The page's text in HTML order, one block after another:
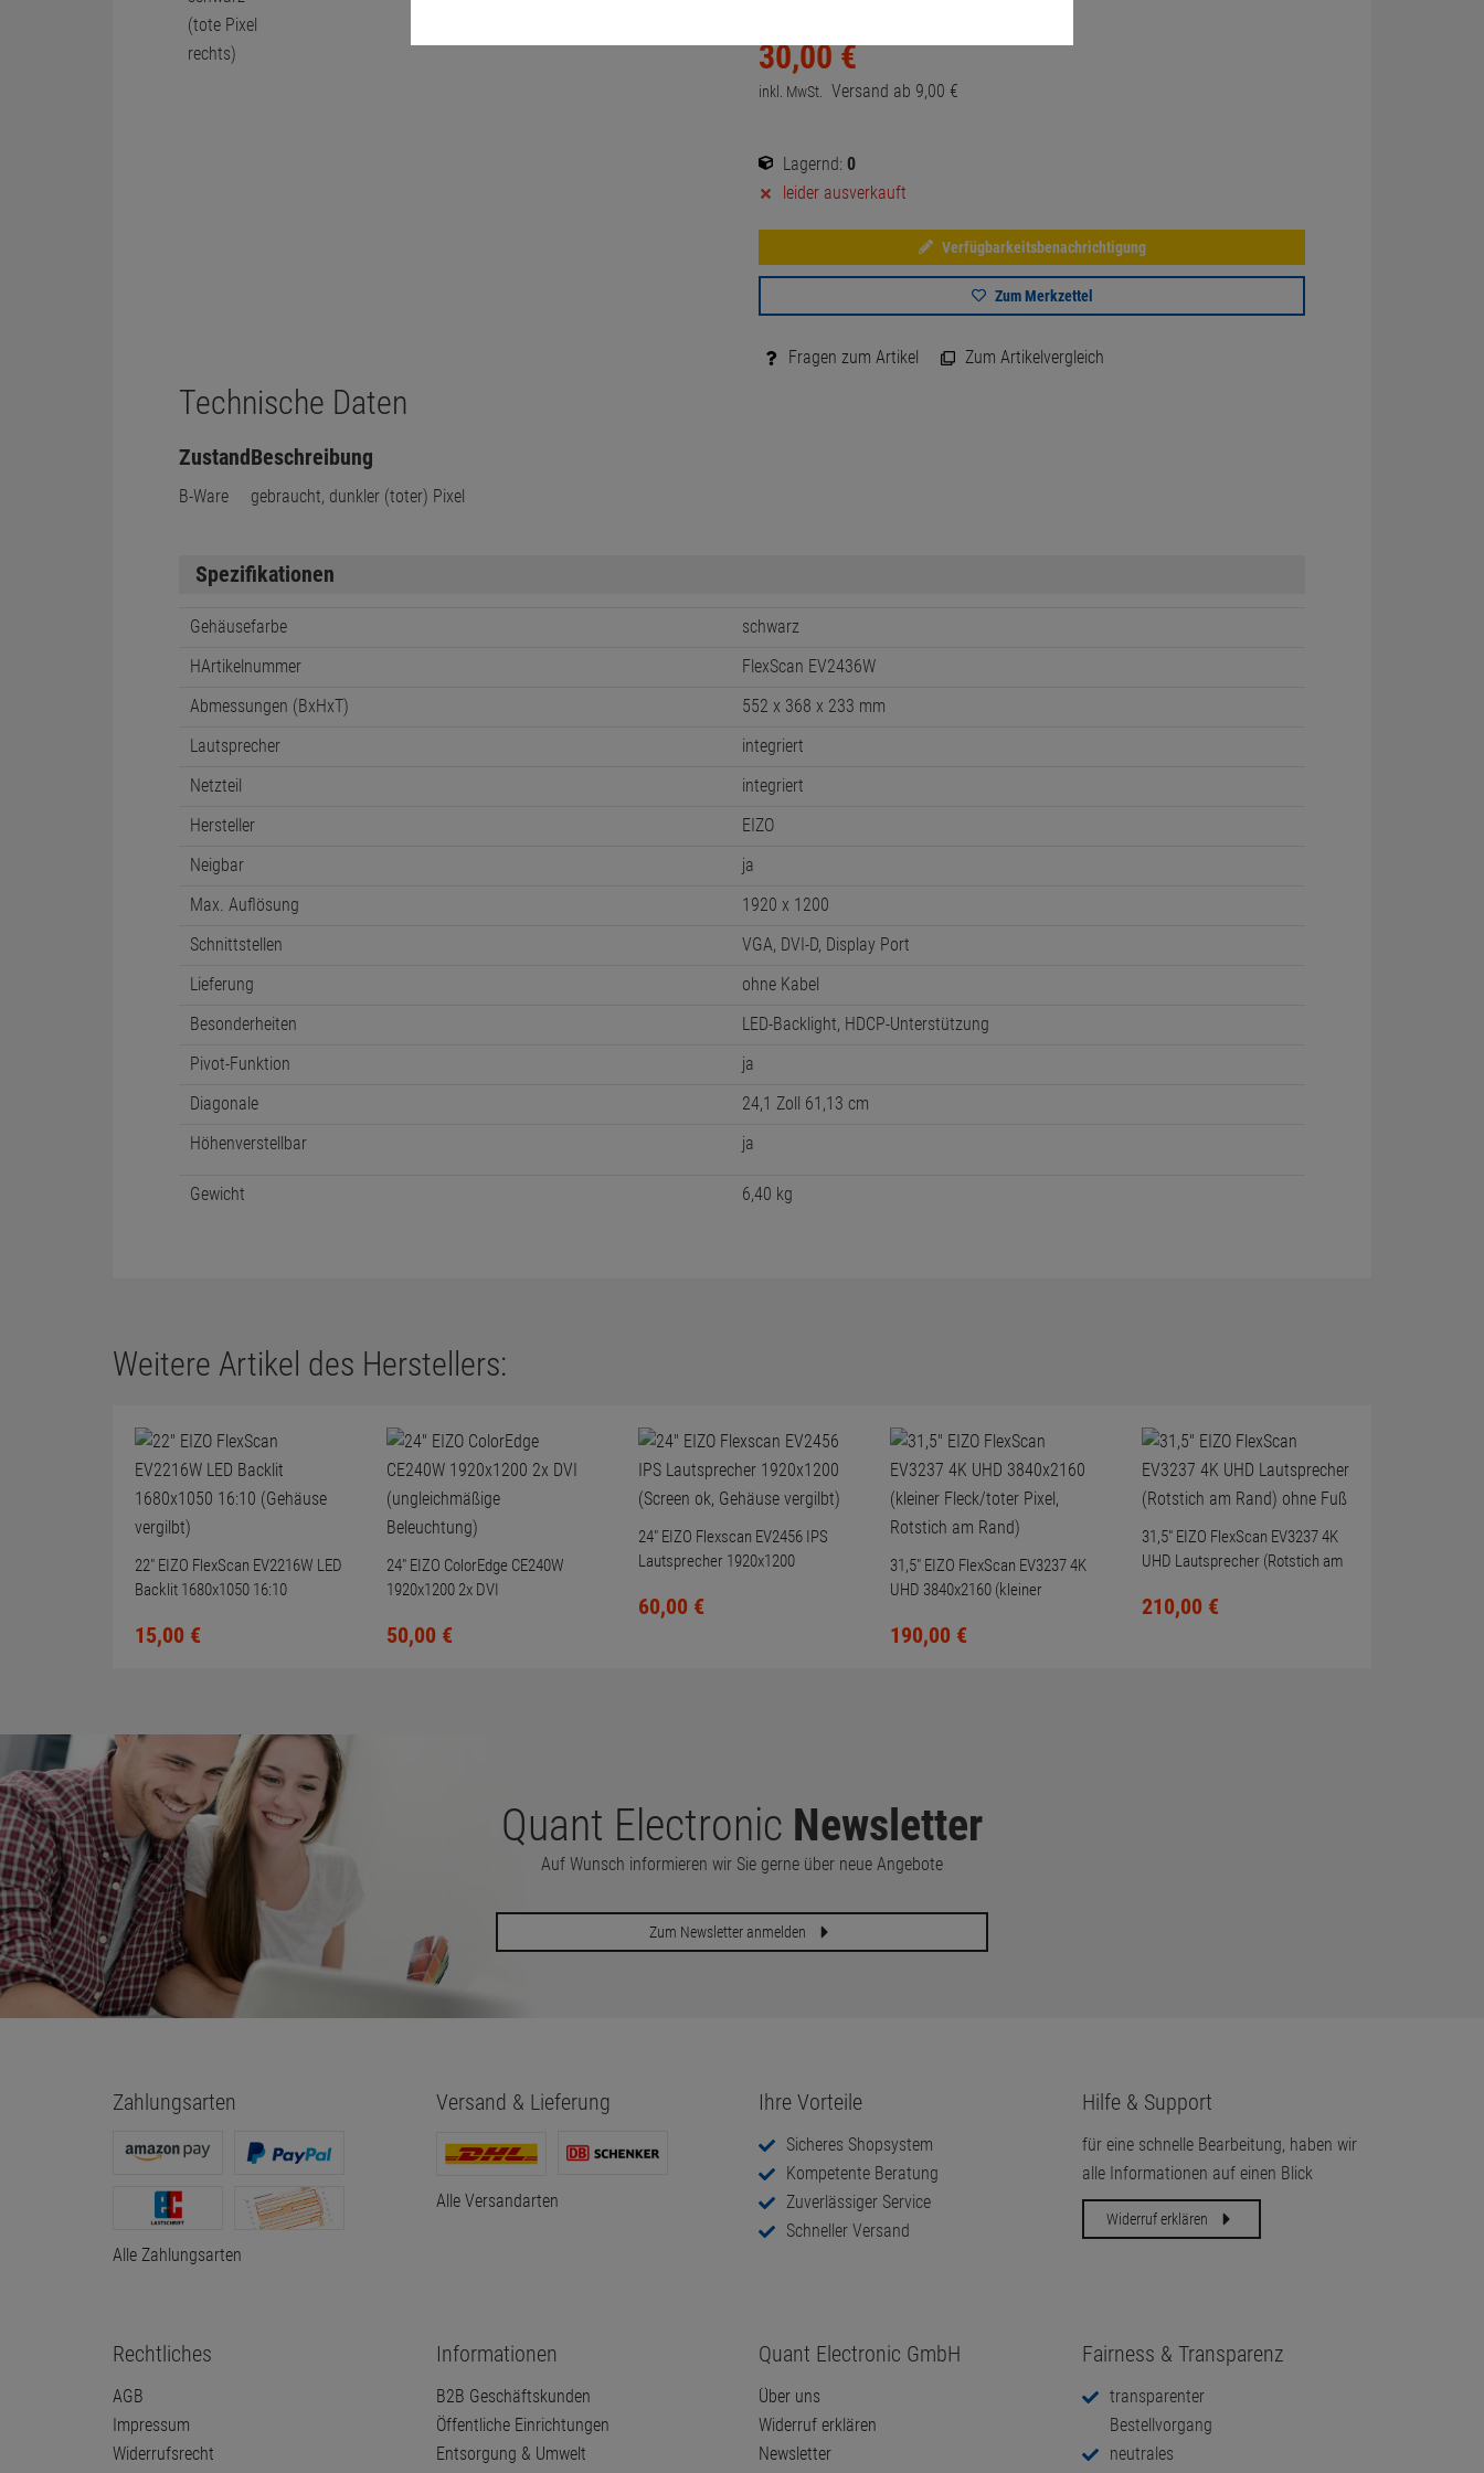
30,00 €
inkl. MwSt. Versand ab 9,00 €
Lagernd: 0
leider ausverkauft
Verfügbarkeitsbenachrichtigung
Zum Merkzettel
Fragen zum Artikel Zum Artikelvergleich
Technische Daten
Zustand
B-Ware
Beschreibung
gebraucht, dunkler (toter) Pixel
Spezifikationen
Gehäusefarbe
schwarz
HArtikelnummer
FlexScan EV2436W
Abmessungen (BxHxT)
552 x 368 x 233 mm
Lautsprecher
integriert
Netzteil
integriert
Hersteller
EIZO
Neigbar
ja
Max. Auflösung
1920 x 1200
Schnittstellen
VGA, DVI-D, Display Port
Lieferung
ohne Kabel
Besonderheiten
LED-Backlight, HDCP-Unterstützung
Pivot-Funktion
ja
Diagonale
24,1 Zoll 61,13 cm
Höhenverstellbar
ja
Gewicht 6,40 kg
Weitere Artikel des Herstellers:
22" EIZO FlexScan EV2216W LED
Backlit 1680x1050 16:10
15,00 €
24" EIZO ColorEdge CE240W
1920x1200 2x DVI
50,00 €
24" EIZO Flexscan EV2456 IPS
Lautsprecher 1920x1200
60,00 €
31,5" EIZO FlexScan EV3237 4K
UHD 3840x2160 (kleiner
Rand)
190,00 €
31,5" EIZO FlexScan EV3237 4K
UHD Lautsprecher (Rotstich am
210,00 €
Quant Electronic Newsletter
Auf Wunsch informieren wir Sie gerne über neue Angebote
Zum Newsletter anmelden
Zahlungsarten
Alle Zahlungsarten
Versand & Lieferung
Alle Versandarten
Ihre Vorteile
Sicheres Shopsystem
Kompetente Beratung
Zuverlässiger Service
Schneller Versand
Hilfe & Support
für eine schnelle Bearbeitung, haben wir
alle Informationen auf einen Blick
Widerruf erklären
Rechtliches
AGB
Impressum
Widerrufsrecht
Informationen
B2B Geschäftskunden
Öffentliche Einrichtungen
Entsorgung & Umwelt
Quant Electronic GmbH
Über uns
Widerruf erklären
Newsletter
Fairness & Transparenz
transparenter
Bestellvorgang
neutrales